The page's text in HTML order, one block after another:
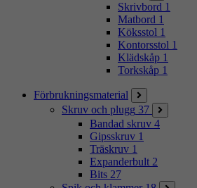
Skrivbord 1
Matbord 1
Köksstol 1
Kontorsstol 1
Klädskåp 1
Torkskåp 1
Förbrukningsmaterial
Skruv och plugg 37
Bandad skruv 4
Gipsskruv 1
Träskruv 1
Expanderbult 2
Bits 27